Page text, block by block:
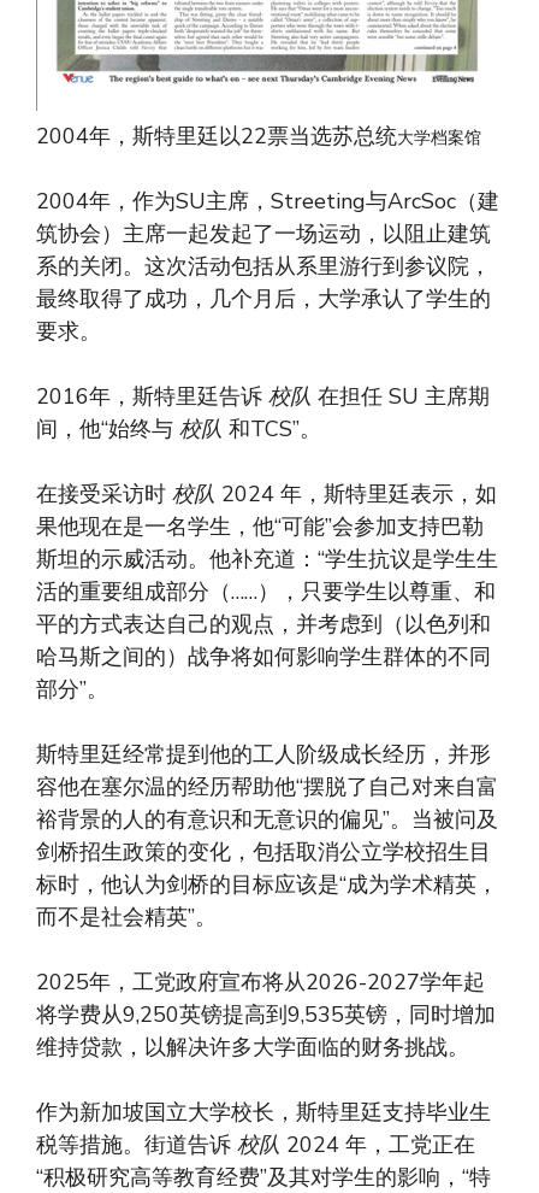
2004年，斯特里廷以22票当选苏总统大学档案馆
2004年，作为SU主席，Streeting与ArcSoc（建
筑协会）主席一起发起了一场运动，以阻止建筑
系的关闭。这次活动包括从系里游行到参议院，
最终取得了成功，几个月后，大学承认了学生的
要求。
2016年，斯特里廷告诉 校队 在担任 SU 主席期
间，他“始终与 校队 和TCS”。
在接受采访时 校队 2024 年，斯特里廷表示，如
果他现在是一名学生，他“可能”会参加支持巴勒
斯坦的示威活动。他补充道：“学生抗议是学生生
活的重要组成部分（……），只要学生以尊重、和
平的方式表达自己的观点，并考虑到（以色列和
哈马斯之间的）战争将如何影响学生群体的不同
部分”。
斯特里廷经常提到他的工人阶级成长经历，并形
容他在塞尔温的经历帮助他“摆脱了自己对来自富
裕背景的人的有意识和无意识的偏见”。当被问及
剑桥招生政策的变化，包括取消公立学校招生目
标时，他认为剑桥的目标应该是“成为学术精英，
而不是社会精英”。
2025年，工党政府宣布将从2026-2027学年起
将学费从9,250英镑提高到9,535英镑，同时增加
维持贷款，以解决许多大学面临的财务挑战。
作为新加坡国立大学校长，斯特里廷支持毕业生
税等措施。街道告诉 校队 2024 年，工党正在
“积极研究高等教育经费”及其对学生的影响，“特